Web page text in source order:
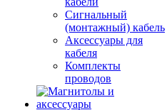
Сигнальный
(монтажный) кабель
Аксессуары для
кабеля
Комплекты
проводов